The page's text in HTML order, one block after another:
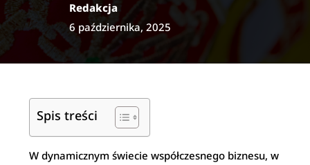
Redakcja
6 października, 2025
Spis treści
W dynamicznym świecie współczesnego biznesu, w